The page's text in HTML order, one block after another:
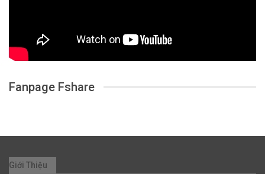
Fanpage Fshare
Giới Thiệu